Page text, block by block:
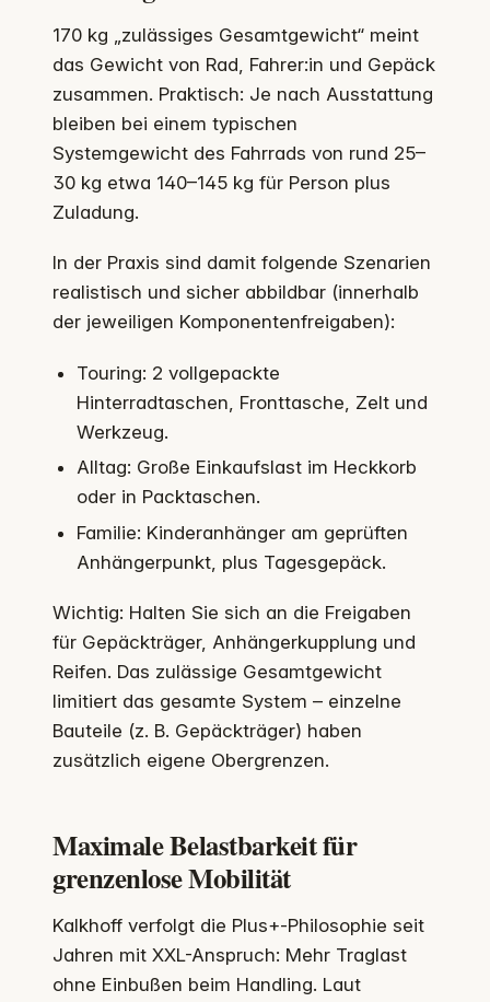
170 kg „zulässiges Gesamtgewicht“ meint
das Gewicht von Rad, Fahrer:in und Gepäck
zusammen. Praktisch: Je nach Ausstattung
bleiben bei einem typischen
Systemgewicht des Fahrrads von rund 25–
30 kg etwa 140–145 kg für Person plus
Zuladung.
In der Praxis sind damit folgende Szenarien
realistisch und sicher abbildbar (innerhalb
der jeweiligen Komponentenfreigaben):
Touring: 2 vollgepackte
Hinterradtaschen, Fronttasche, Zelt und
Werkzeug.
Alltag: Große Einkaufslast im Heckkorb
oder in Packtaschen.
Familie: Kinderanhänger am geprüften
Anhängerpunkt, plus Tagesgepäck.
Wichtig: Halten Sie sich an die Freigaben
für Gepäckträger, Anhängerkupplung und
Reifen. Das zulässige Gesamtgewicht
limitiert das gesamte System – einzelne
Bauteile (z. B. Gepäckträger) haben
zusätzlich eigene Obergrenzen.
Maximale Belastbarkeit für
grenzenlose Mobilität
Kalkhoff verfolgt die Plus+-Philosophie seit
Jahren mit XXL-Anspruch: Mehr Traglast
ohne Einbußen beim Handling. Laut